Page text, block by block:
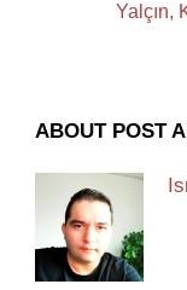
Yalçın,
ABOUT POST